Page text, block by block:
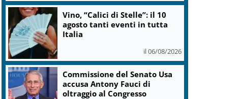
Vino, “Calici di Stelle”: il 10
agosto tanti eventi in tutta
Italia
il 06/08/2026
Commissione del Senato Usa
accusa Antony Fauci di
oltraggio al Congresso